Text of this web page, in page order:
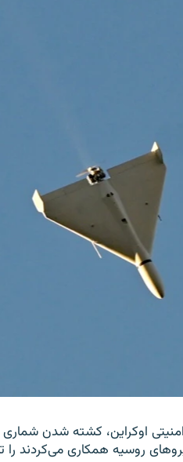
اوکراین، کشته شدن
روسیه همکاری می‌کردند را